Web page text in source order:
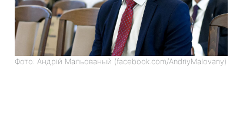
Фото: Андрій Мальованый (facebook.com/AndriyMalovany)